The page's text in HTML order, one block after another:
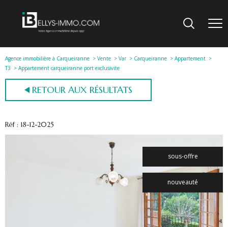
Agence immobilière à Carqueiranne Vente Var Carqueiranne
Appartement
T3
Appartement carqueiranne port exclusivite
RETOUR AUX RÉSULTATS
Réf : 18-12-2025
sous-offre
nouveauté